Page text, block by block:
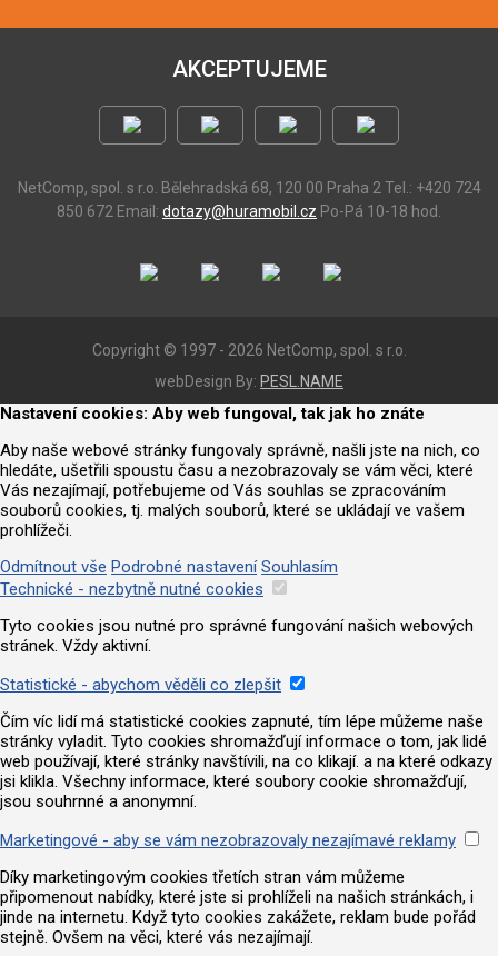
AKCEPTUJEME
NetComp, spol. s r.o. Bělehradská 68, 120 00 Praha 2 Tel.: +420 724
850 672 Email: dotazy@huramobil.cz Po-Pá 10-18 hod.
Copyright © 1997 - 2026 NetComp, spol. s r.o.
webDesign By: PESL.NAME
Nastavení cookies: Aby web fungoval, tak jak ho znáte
Aby naše webové stránky fungovaly správně, našli jste na nich, co
hledáte, ušetřili spoustu času a nezobrazovaly se vám věci, které
Vás nezajímají, potřebujeme od Vás souhlas se zpracováním
souborů cookies, tj. malých souborů, které se ukládají ve vašem
prohlížeči.
Odmítnout vše Podrobné nastavení Souhlasím
Technické - nezbytně nutné cookies
Tyto cookies jsou nutné pro správné fungování našich webových
stránek. Vždy aktivní.
Statistické - abychom věděli co zlepšit
Čím víc lidí má statistické cookies zapnuté, tím lépe můžeme naše
stránky vyladit. Tyto cookies shromažďují informace o tom, jak lidé
web používají, které stránky navštívili, na co klikají. a na které odkazy
jsi klikla. Všechny informace, které soubory cookie shromažďují,
jsou souhrnné a anonymní.
Marketingové - aby se vám nezobrazovaly nezajímavé reklamy
Díky marketingovým cookies třetích stran vám můžeme
připomenout nabídky, které jste si prohlíželi na našich stránkách, i
jinde na internetu. Když tyto cookies zakážete, reklam bude pořád
stejně. Ovšem na věci, které vás nezajímají.